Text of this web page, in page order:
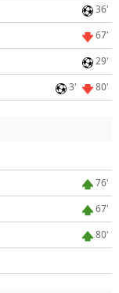
36'
67'
29'
3' 80'
76'
67'
80'